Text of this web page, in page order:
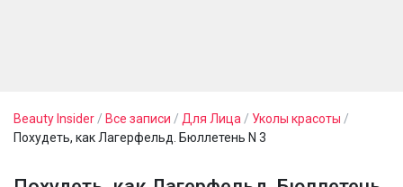
Beauty Insider / Все записи / Для Лица / Уколы красоты /
Похудеть, как Лагерфельд. Бюллетень N 3